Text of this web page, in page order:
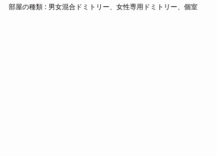
部屋の種類 : 男女混合ドミトリー、女性専用ドミトリー、個室